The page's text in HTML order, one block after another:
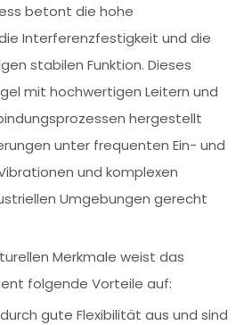
betont die hohe
Interferenzfestigkeit und die
stabilen Funktion. Dieses
mit hochwertigen Leitern und
hergestellt
unter frequenten Ein- und
und komplexen
Umgebungen gerecht
Merkmale weist das
folgende Vorteile auf:
gute Flexibilität aus und sind